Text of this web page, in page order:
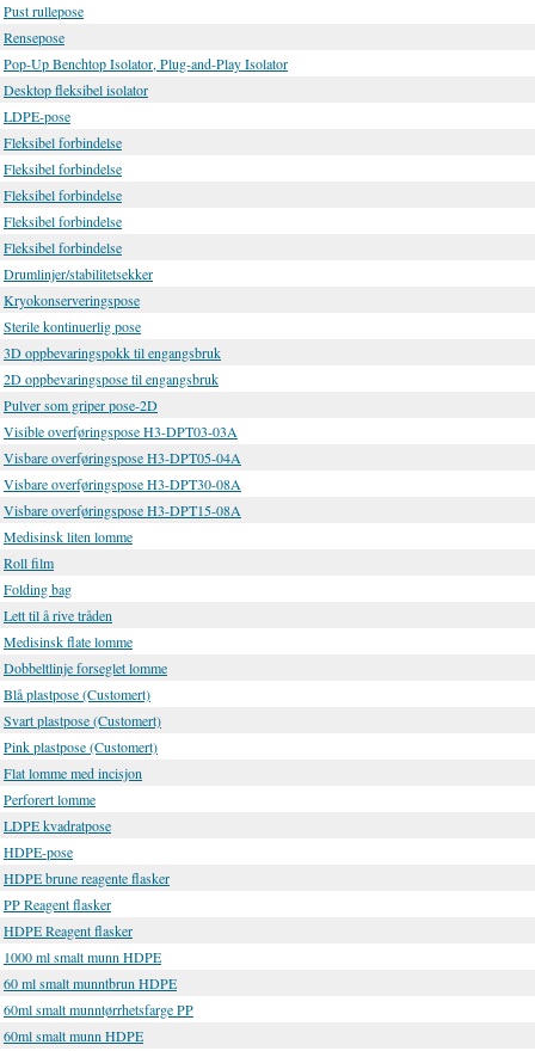
Pust rullepose
Rensepose
Pop-Up Benchtop Isolator, Plug-and-Play Isolator
Desktop fleksibel isolator
LDPE-pose
Fleksibel forbindelse
Fleksibel forbindelse
Fleksibel forbindelse
Fleksibel forbindelse
Fleksibel forbindelse
Drumlinjer/stabilitetsekker
Kryokonserveringspose
Sterile kontinuerlig pose
3D oppbevaringspokk til engangsbruk
2D oppbevaringspose til engangsbruk
Pulver som griper pose-2D
Visible overføringspose H3-DPT03-03A
Visbare overføringspose H3-DPT05-04A
Visbare overføringspose H3-DPT30-08A
Visbare overføringspose H3-DPT15-08A
Medisinsk liten lomme
Roll film
Folding bag
Lett til å rive tråden
Medisinsk flate lomme
Dobbeltlinje forseglet lomme
Blå plastpose (Customert)
Svart plastpose (Customert)
Pink plastpose (Customert)
Flat lomme med incisjon
Perforert lomme
LDPE kvadratpose
HDPE-pose
HDPE brune reagente flasker
PP Reagent flasker
HDPE Reagent flasker
1000 ml smalt munn HDPE
60 ml smalt munntbrun HDPE
60ml smalt munntørrhetsfarge PP
60ml smalt munn HDPE